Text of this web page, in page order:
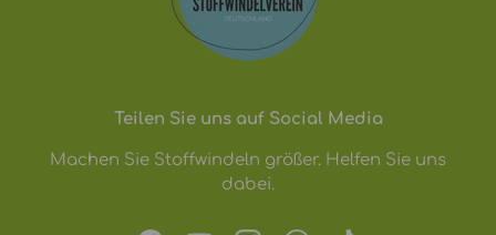
Teilen Sie uns auf Social Media
Machen Sie Stoffwindeln größer. Helfen Sie uns
dabei.